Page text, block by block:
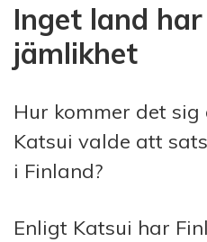
Inget land
jämlikhet
Hur kommer det
Katsui valde att
i Finland?
Enligt Katsui har